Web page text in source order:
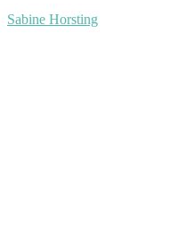
Sabine Horsting